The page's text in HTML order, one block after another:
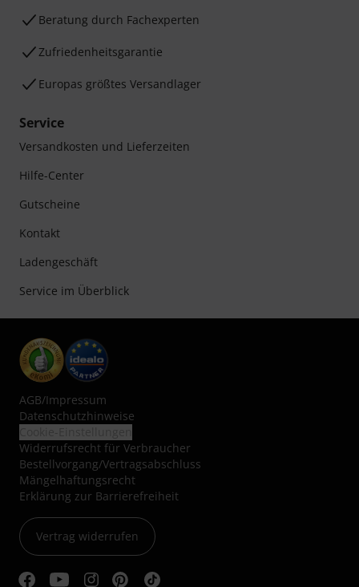
Beratung durch Fachexperten
Zufriedenheitsgarantie
Europas größtes Versandlager
Service
Versandkosten und Lieferzeiten
Hilfe-Center
Gutscheine
Kontakt
Ladengeschäft
Service im Überblick
AGB/Impressum
Datenschutzhinweise
Widerrufsrecht für Verbraucher
Bestellvorgang/Vertragsabschluss
Mängelhaftungsrecht
Erklärung zur Barrierefreiheit
Vertrag widerrufen